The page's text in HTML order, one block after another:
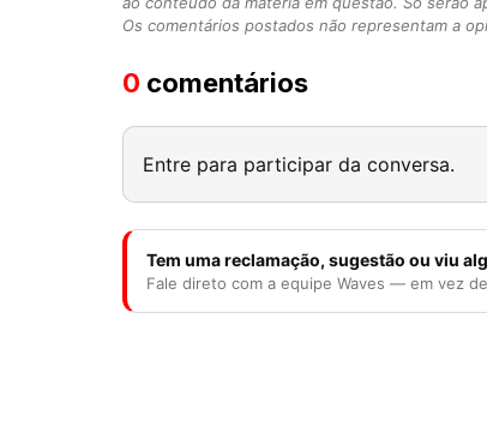
Os comentários postados não representam a
0 comentários
Entre para participar da conversa.
Tem uma reclamação, sugestão ou viu
Fale direto com a equipe Waves — em vez